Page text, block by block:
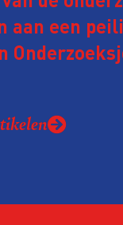
aan een
werk. Dat